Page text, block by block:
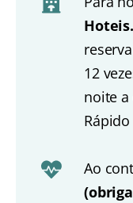
12
noite a
Ao